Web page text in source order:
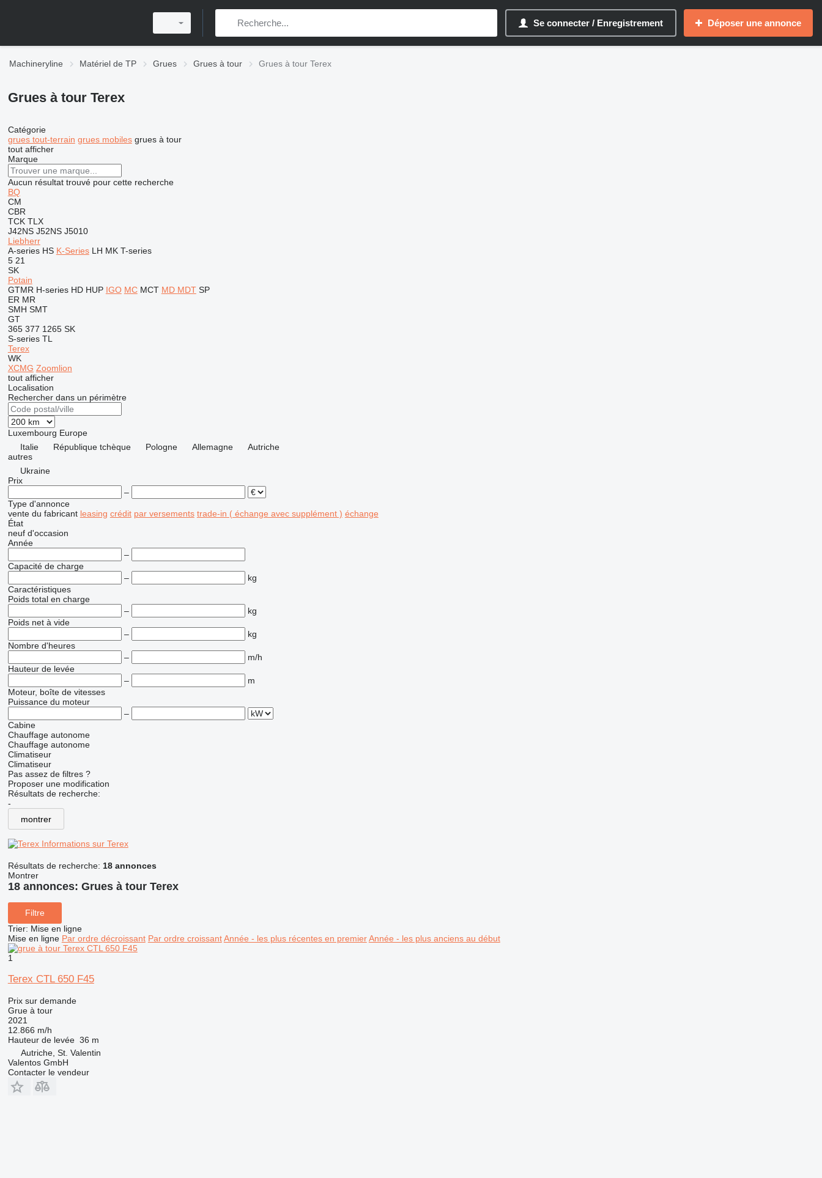
Se connecter / Enregistrement Déposer une annonce
Machineryline Matériel de TP Grues Grues à tour Grues à tour Terex
Grues à tour Terex
Catégorie
grues tout-terrain grues mobiles grues à tour
tout afficher
Marque
Aucun résultat trouvé pour cette recherche
BQ
CM
CBR
TCK TLX
J42NS J52NS J5010
Liebherr
A-series HS K-Series LH MK T-series
5 21
SK
Potain
GTMR H-series HD HUP IGO MC MCT MD MDT SP
ER MR
SMH SMT
GT
365 377 1265 SK
S-series TL
Terex
WK
XCMG Zoomlion
tout afficher
Localisation
Rechercher dans un périmètre
Luxembourg Europe
Italie
République tchèque Pologne Allemagne
Autriche
autres
Ukraine
Prix
–
Type d'annonce
vente du fabricant leasing crédit par versements trade-in ( échange avec supplément ) échange
État
neuf d'occasion
Année
–
Capacité de charge
–
kg
Caractéristiques
Poids total en charge
–
kg
Poids net à vide
–
kg
Nombre d'heures
–
m/h
Hauteur de levée
–
m
Moteur, boîte de vitesses
Puissance du moteur
–
Cabine
Chauffage autonome
Chauffage autonome
Climatiseur
Climatiseur
Pas assez de filtres ?
Proposer une modification
Résultats de recherche:
-
montrer
Informations sur Terex
Résultats de recherche: 18 annonces
Montrer
18 annonces: Grues à tour Terex
Filtre
Trier: Mise en ligne
Mise en ligne Par ordre décroissant Par ordre croissant Année - les plus récentes en premier Année - les plus anciens au début
1
Terex CTL 650 F45
Prix sur demande
Grue à tour
2021
12.866 m/h
Hauteur de levée 36 m
Autriche, St. Valentin
Valentos GmbH
Contacter le vendeur